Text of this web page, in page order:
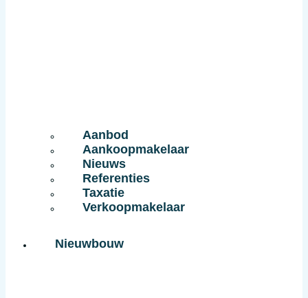
Aanbod
Aankoopmakelaar
Nieuws
Referenties
Taxatie
Verkoopmakelaar
Nieuwbouw